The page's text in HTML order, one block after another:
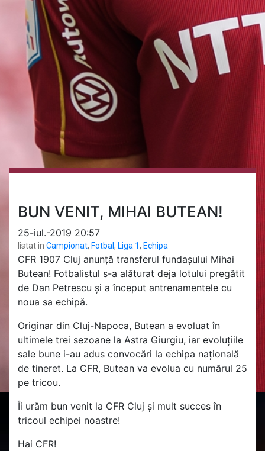
BUN VENIT, MIHAI BUTEAN!
25-iul.-2019 20:57
listat in Campionat, Fotbal, Liga 1, Echipa
CFR 1907 Cluj anunță transferul fundașului Mihai
Butean! Fotbalistul s-a alăturat deja lotului pregătit
de Dan Petrescu și a început antrenamentele cu
noua sa echipă.
Originar din Cluj-Napoca, Butean a evoluat în
ultimele trei sezoane la Astra Giurgiu, iar evoluțiile
sale bune i-au adus convocări la echipa națională
de tineret. La CFR, Butean va evolua cu numărul 25
pe tricou.
Îi urăm bun venit la CFR Cluj și mult succes în
tricoul echipei noastre!
Hai CFR!